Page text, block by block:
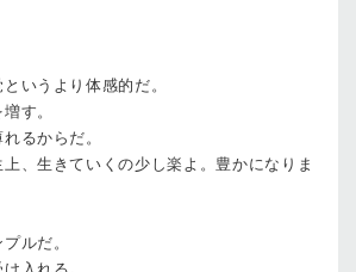
いうより体感的だ。
す。
るからだ。
、生きていくの少し楽よ。豊かになりま
ルだ。